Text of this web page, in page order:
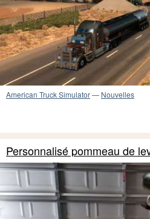
American Truck Simulator— Nouvelles
Personnalisé pommeau de